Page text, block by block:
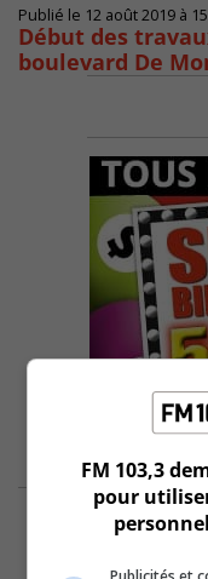
Publié le 12 août 2019 à
Début des
boulevard De
FM 103,3
pour